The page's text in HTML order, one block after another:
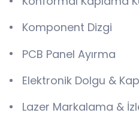
Komponent Dizgi
PCB Panel Ayırma
Elektronik Dolgu &
Lazer Markalama &